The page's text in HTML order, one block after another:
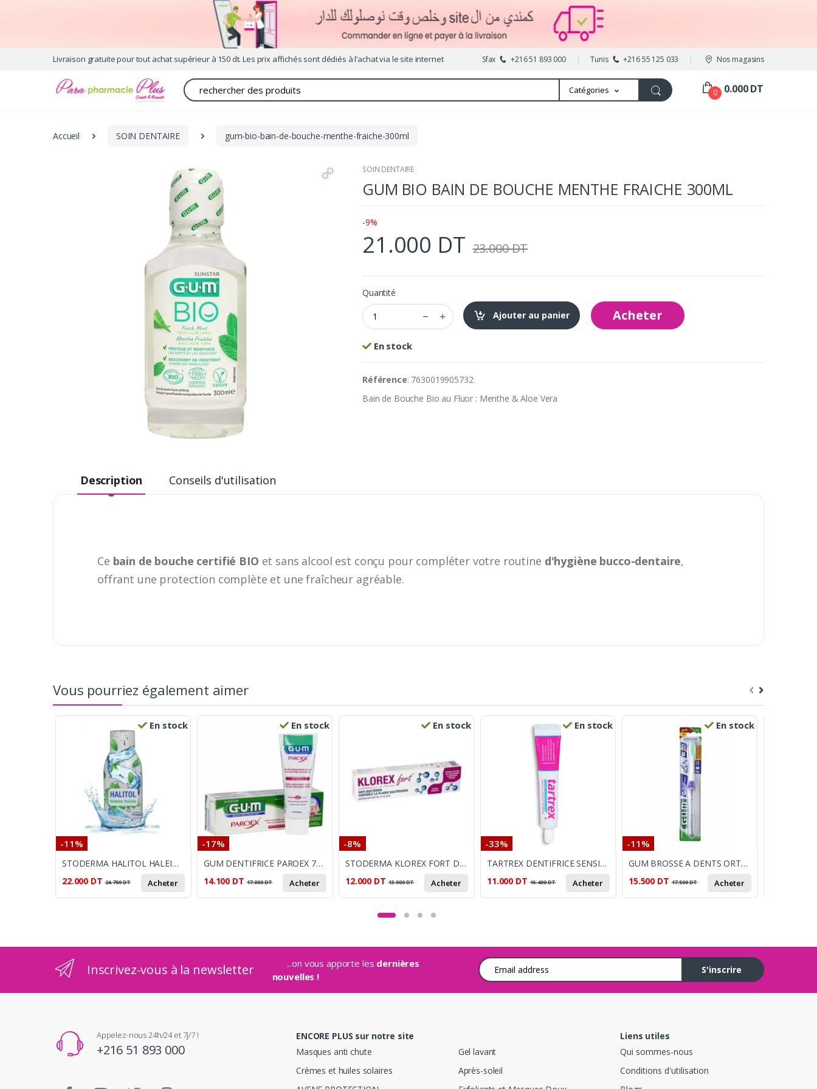
Livraison gratuite pour tout achat supérieur à 150 dt. Les prix affichés sont dédiés à l’achat via le site internet Sfax +216 51 893 000 Tunis +216 55 125 033 Nos magasins
Recherche Catégories 0 0.000 DT
Accueil SOIN DENTAIRE gum-bio-bain-de-bouche-menthe-fraiche-300ml
SOIN DENTAIRE
GUM BIO BAIN DE BOUCHE MENTHE FRAICHE 300ML
-9%
21.000 DT 23.000 DT
Quantité
Ajouter au panier
Acheter
En stock
Référence: 7630019905732
Bain de Bouche Bio au Fluor : Menthe & Aloe Vera
Description Conseils d'utilisation
Ce bain de bouche certifié BIO et sans alcool est conçu pour compléter votre routine d'hygiène bucco-dentaire,
offrant une protection complète et une fraîcheur agréable.
Vous pourriez également aimer
En stock
-11%
STODERMA HALITOL HALEINE FRAICHE BAIN DE BOUCHE 500ML
22.000 DT 24.700DT Acheter
En stock
-17%
GUM DENTIFRICE PAROEX 75 ML
14.100 DT 17.000DT Acheter
En stock
-8%
STODERMA KLOREX FORT DENTIFRICE 75G
12.000 DT 13.000DT Acheter
En stock
-33%
TARTREX DENTIFRICE SENSIBILTLE 80 ML
11.000 DT 16.400DT Acheter
En stock
-11%
GUM BROSSE A DENTS ORTHO VOYAGE
15.500 DT 17.500DT Acheter
Inscrivez-vous à la newsletter ...on vous apporte les dernières
nouvelles !
Adresse e-mail
S'inscrire
Appelez-nous 24h/24 et 7j/7 !
+216 51 893 000
ENCORE PLUS sur notre site
Masques anti chute
Crèmes et huiles solaires
Gel lavant
Après-soleil
Liens utiles
Qui sommes-nous
Conditions d'utilisation